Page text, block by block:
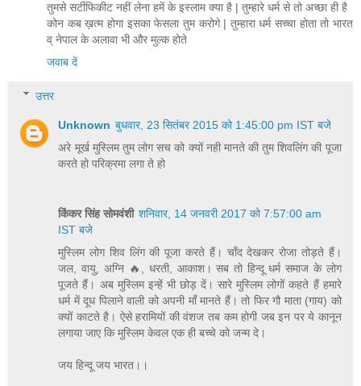
तुमसे सर्टीफिकीट नहीं लेना हमें के इस्लाम क्या है | तुम्हारे धर्म से तो अच्छा ही है
कोन कब ख़त्म होगा इसका फेसला तुम करोगे | तुम्हारा धर्म सच्चा होता तो भारत
व् नेपाल के अलावा भी और मुल्क होते
जवाब दें
उत्तर
Unknown बुधवार, 23 सितंबर 2015 को 1:45:00 pm IST बजे
अरे मूर्ख मुस्लिम तुम लोग सच को क्यों नही मानते की तुम शिवलिंग की पूजा
करते हो परिक्रमा लगा ते हो
किंकर सिंह सोमवंशी शनिवार, 14 जनवरी 2017 को 7:57:00 am
IST बजे
मुस्लिम लोग शिव लिंग की पूजा करते हैं। चाँद देखकर रोजा तोड़ते हैं।
जल, वायु, अग्नि 🔥, धरती, आकाश। सब तो हिन्दू धर्म समाज के लोग
पूजते हैं। अब मुस्लिम इन्हें भी छोड़ दें। सारे मुस्लिम लोगों कहते हैं हमारे
धर्म में दूध पिलाने वाली को अपनी माँ मानते हैं। तो फिर गौ माता (गाय) को
क्यों काटते है। ऐसे हरामियों की वंशज तब कम होगी जब इन पर ये कानून
लगाया जाए कि मुस्लिम केवल एक ही बच्चे को जन्म दे।
जय हिन्दू जय भारत।।